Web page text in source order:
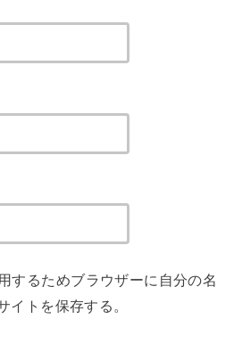
するためブラウザーに自分の名
イトを保存する。